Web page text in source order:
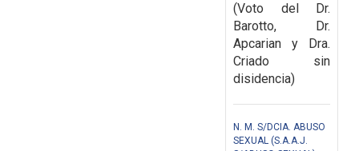
(Voto del Dr.
Barotto, Dr.
Apcarian y Dra.
Criado sin
disidencia)
N. M. S/DCIA. ABUSO
SEXUAL (S.A.A.J.